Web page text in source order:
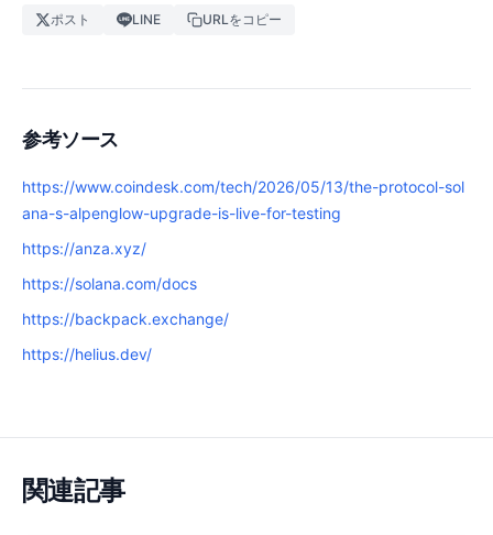
ポスト LINE URLをコピー
参考ソース
https://www.coindesk.com/tech/2026/05/13/the-protocol-sol
ana-s-alpenglow-upgrade-is-live-for-testing
https://anza.xyz/
https://solana.com/docs
https://backpack.exchange/
https://helius.dev/
関連記事